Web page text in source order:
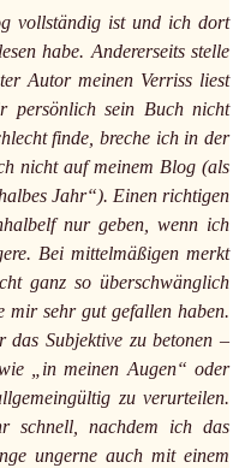
vollständig ist und ich dort
habe. Andererseits stelle
Autor meinen Verriss liest
persönlich sein Buch nicht
finde, breche ich in der
nicht auf meinem Blog (als
Jahr“). Einen richtigen
nur geben, wenn ich
Bei mittelmäßigen merkt
ganz so überschwänglich
mir sehr gut gefallen haben.
Subjektive zu betonen –
„in meinen Augen“ oder
zu verurteilen.
schnell, nachdem ich das
ungerne auch mit einem